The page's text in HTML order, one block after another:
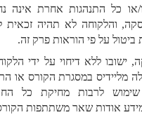
ו/או הודעה בעל פה ו/או כל התנהגות אחרת אינה נחשבת
כהודעה על ביטול העסקה, והלקוחה לא תהיה זכאית להחזר
פי הוראות פרק זה.
במקרה של ביטול עסקה, ישובו ללא דיחוי על ידי הלקוחה כל
מבלי שנעשה בהם שימוש לרבות מחיקת כל החומרים
שאר משתתפות הקורס.